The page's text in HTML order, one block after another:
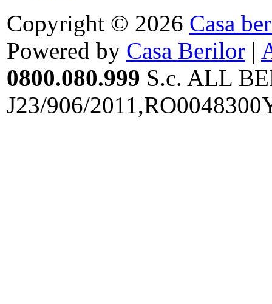
Copyright © 2026 Casa
Powered by Casa Berilor |
0800.080.999 S.c. ALL
J23/906/